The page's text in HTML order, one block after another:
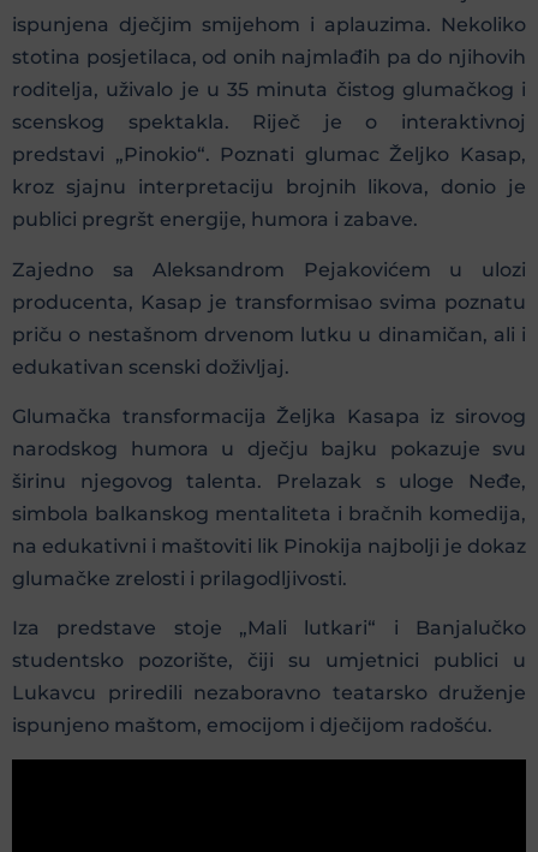
ispunjena dječjim smijehom i aplauzima. Nekoliko
stotina posjetilaca, od onih najmlađih pa do njihovih
roditelja, uživalo je u 35 minuta čistog glumačkog i
scenskog spektakla. Riječ je o interaktivnoj
predstavi „Pinokio“. Poznati glumac Željko Kasap,
kroz sjajnu interpretaciju brojnih likova, donio je
publici pregršt energije, humora i zabave.
Zajedno sa Aleksandrom Pejakovićem u ulozi
producenta, Kasap je transformisao svima poznatu
priču o nestašnom drvenom lutku u dinamičan, ali i
edukativan scenski doživljaj.
Glumačka transformacija Željka Kasapa iz sirovog
narodskog humora u dječju bajku pokazuje svu
širinu njegovog talenta. Prelazak s uloge Neđe,
simbola balkanskog mentaliteta i bračnih komedija,
na edukativni i maštoviti lik Pinokija najbolji je dokaz
glumačke zrelosti i prilagodljivosti.
Iza predstave stoje „Mali lutkari“ i Banjalučko
studentsko pozorište, čiji su umjetnici publici u
Lukavcu priredili nezaboravno teatarsko druženje
ispunjeno maštom, emocijom i dječijom radošću.